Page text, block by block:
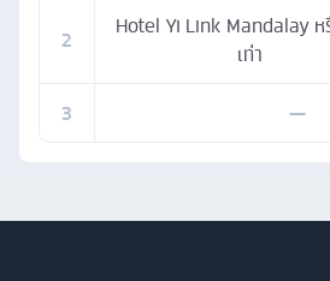
2
Hotel Yi Link Mandalay ห
เท่า
3
—